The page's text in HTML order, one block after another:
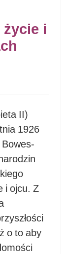
i
II)
1926
i ojcu. Z
o to aby